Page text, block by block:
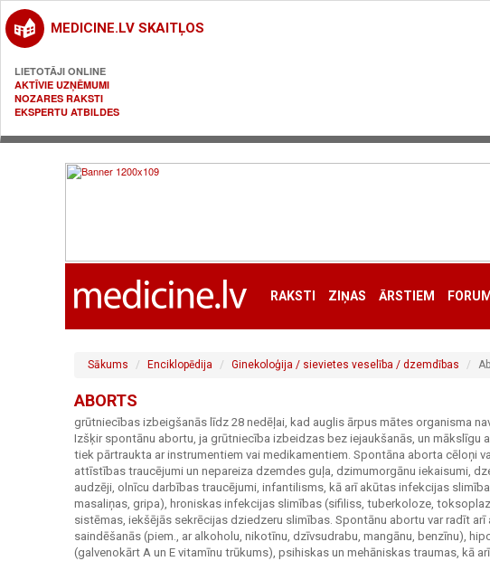
MEDICINE.LV SKAITĻOS
LIETOTĀJI ONLINE
AKTĪVIE UZŅĒMUMI
NOZARES RAKSTI
EKSPERTU ATBILDES
RAKSTI ZIŅAS ĀRSTIEM
Sākums Enciklopēdija Ginekoloģija / sievietes veselība / dzemdības
ABORTS
grūtniecības izbeigšanās līdz 28 nedēļai, kad auglis ārpus mātes organisma
Izšķir spontānu abortu, ja grūtniecība izbeidzas bez iejaukšanās, un mākslīgu
tiek pārtraukta ar instrumentiem vai medikamentiem. Spontāna aborta cēloņi
attīstības traucējumi un nepareiza dzemdes guļa, dzimumorgānu iekaisumi,
audzēji, olnīcu darbības traucējumi, infantilisms, kā arī akūtas infekcijas
masaliņas, gripa), hroniskas infekcijas slimības (sifiliss, tuberkoloze,
sistēmas, iekšējās sekrēcijas dziedzeru slimības. Spontānu abortu var radīt arī
saindēšanās (piem., ar alkoholu, nikotīnu, dzīvsudrabu, mangānu, benzīnu),
(galvenokārt A un E vitamīnu trūkums), psihiskas un mehāniskas traumas, kā